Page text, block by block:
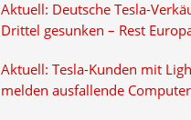
Aktuell: Deutsche Tesla-
Drittel gesunken – Rest
Aktuell: Tesla-Kunden mit
melden ausfallende